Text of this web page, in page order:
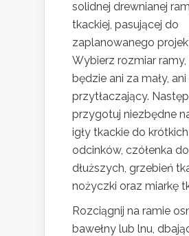
solidnej drewnianej
tkackiej, pasującej do
zaplanowanego
Wybierz rozmiar
będzie ani za mały,
przytłaczający.
przygotuj niezbędne
igły tkackie do krótkich
odcinków, czółenka do
dłuższych, grzebień
nożyczki oraz miarkę
Rozciągnij na ramie
bawełny lub lnu,